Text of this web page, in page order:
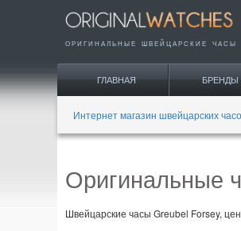
ОРИГИНАЛЬНЫЕ ШВЕЙЦАРСКИЕ ЧАСЫ
ГЛАВНАЯ БРЕНДЫ
Интернет магазин швейцарских
Оригинальные
Швейцарские часы Greubel Forsey,